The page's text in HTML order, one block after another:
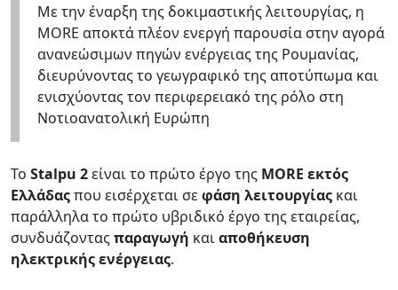
Με την έναρξη της δοκιμαστικής λειτουργίας, η
MORE αποκτά πλέον ενεργή παρουσία στην αγορά
ανανεώσιμων πηγών ενέργειας της Ρουμανίας,
διευρύνοντας το γεωγραφικό της αποτύπωμα και
ενισχύοντας τον περιφερειακό της ρόλο στη
Νοτιοανατολική Ευρώπη
Το Stalpu 2είναι το πρώτο έργο της MORE εκτός
Ελλάδαςπου εισέρχεται σεφάση λειτουργίας και
παράλληλα το πρώτο υβριδικό έργο της εταιρείας,
συνδυάζονταςπαραγωγή καιαποθήκευση
ηλεκτρικής ενέργειας.